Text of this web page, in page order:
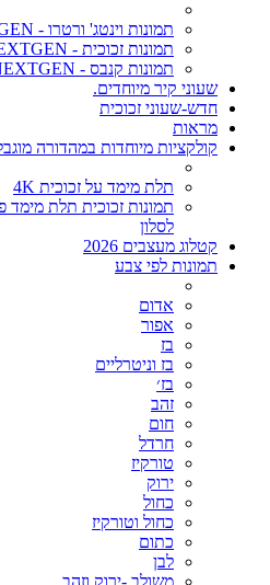
תמונות וינטג' ורטרו - NEXTGEN
תמונות זכוכית - NEXTGEN
תמונות קנבס - NEXTGEN
שעוני קיר מיוחדים.
חדש-שעוני זכוכית
מראות
קולקציות מיוחדות במהדורה
תלת מימד על זכוכית 4K
תמונות זכוכית תלת מימד
לסלון
קטלוג מעצבים 2026
תמונות לפי צבע
אדום
אפור
בז
בז וניטרליים
בז׳
זהב
חום
חרדל
טורקיז
ירוק
כחול
כחול וטורקיז
כתום
לבן
משולב -ירוק וזהב